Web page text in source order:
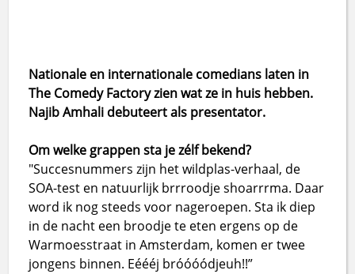
Nationale en internationale comedians laten in
The Comedy Factory zien wat ze in huis hebben.
Najib Amhali debuteert als presentator.
Om welke grappen sta je zélf bekend?
"Succesnummers zijn het wildplas-verhaal, de
SOA-test en natuurlijk brrroodje shoarrrma. Daar
word ik nog steeds voor nageroepen. Sta ik diep
in de nacht een broodje te eten ergens op de
Warmoesstraat in Amsterdam, komen er twee
jongens binnen. Eéééj bróóóódjeuh!!”